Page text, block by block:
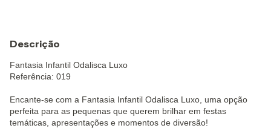
Descrição
Fantasia Infantil Odalisca Luxo
Referência: 019
Encante-se com a Fantasia Infantil Odalisca Luxo, uma opção
perfeita para as pequenas que querem brilhar em festas
temáticas, apresentações e momentos de diversão!